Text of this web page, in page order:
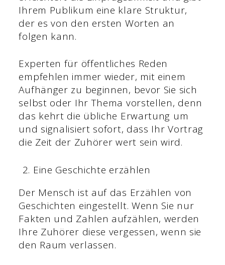
Ihrem Publikum eine klare Struktur,
der es von den ersten Worten an
folgen kann.
Experten für öffentliches Reden
empfehlen immer wieder, mit einem
Aufhänger zu beginnen, bevor Sie sich
selbst oder Ihr Thema vorstellen, denn
das kehrt die übliche Erwartung um
und signalisiert sofort, dass Ihr Vortrag
die Zeit der Zuhörer wert sein wird.
Eine Geschichte erzählen
Der Mensch ist auf das Erzählen von
Geschichten eingestellt. Wenn Sie nur
Fakten und Zahlen aufzählen, werden
Ihre Zuhörer diese vergessen, wenn sie
den Raum verlassen.